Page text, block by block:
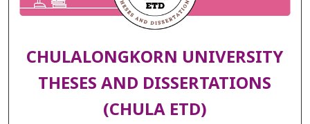
CHULALONGKORN UNIVERSITY
THESES AND DISSERTATIONS
(CHULA ETD)